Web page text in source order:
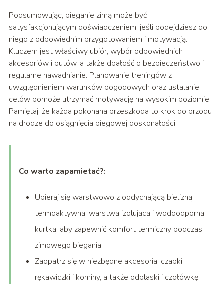
Podsumowując, bieganie zimą może być
satysfakcjonującym doświadczeniem, jeśli podejdziesz do
niego z odpowiednim przygotowaniem i motywacją.
Kluczem jest właściwy ubiór, wybór odpowiednich
akcesoriów i butów, a także dbałość o bezpieczeństwo i
regularne nawadnianie. Planowanie treningów z
uwzględnieniem warunków pogodowych oraz ustalanie
celów pomoże utrzymać motywację na wysokim poziomie.
Pamiętaj, że każda pokonana przeszkoda to krok do przodu
na drodze do osiągnięcia biegowej doskonałości.
Co warto zapamietać?:
Ubieraj się warstwowo z oddychającą bielizną
termoaktywną, warstwą izolującą i wodoodporną
kurtką, aby zapewnić komfort termiczny podczas
zimowego biegania.
Zaopatrz się w niezbędne akcesoria: czapki,
rękawiczki i kominy, a także odblaski i czołówkę